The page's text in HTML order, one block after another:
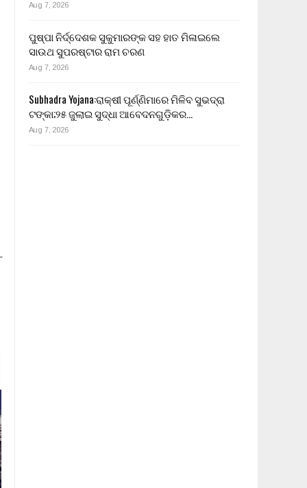
Aug 7, 2026
ପୁଷ୍ପା ନିର୍ଦ୍ଦେଶକ ସୁକୁମାରଙ୍କ ସହ ହାତ ମିଳାଇଲେ
ସାଉଥ ସୁପରଷ୍ଟାର ରାମ ଚରଣ
Aug 7, 2026
Subhadra Yojana:ରାକ୍ଷୀ ପୂର୍ଣ୍ଣିମାରେ ମିଳିବ ସୁଭଦ୍ରା
ଟଙ୍କା;୨୫ ଜୁଲାଇ ସୁଦ୍ଧା ଆବେଦନଗୁଡ଼ିକର…
Aug 7, 2026